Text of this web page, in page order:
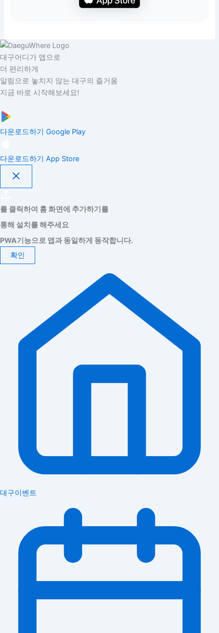
대구어디가 앱으로
더 편리하게
알림으로 놓치지 않는 대구의 즐거움
지금 바로 시작해보세요!
다운로드하기 Google Play
다운로드하기 App Store
를 클릭하여 홈 화면에 추가하기를
통해 설치를 해주세요
PWA기능으로 앱과 동일하게 동작합니다.
확인
대구이벤트